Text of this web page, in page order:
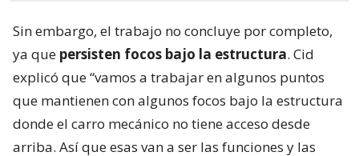
Sin embargo, el trabajo no concluye por completo,
ya que persisten focos bajo la estructura. Cid
explicó que “vamos a trabajar en algunos puntos
que mantienen con algunos focos bajo la estructura
donde el carro mecánico no tiene acceso desde
arriba. Así que esas van a ser las funciones y las